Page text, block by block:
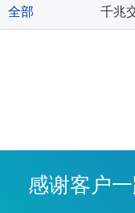
全部
千兆
感谢客户